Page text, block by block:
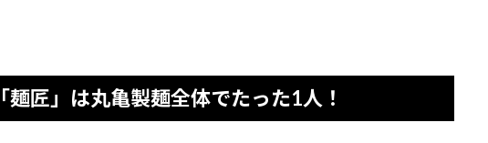
匠」は丸亀製麺全体でたった1人！